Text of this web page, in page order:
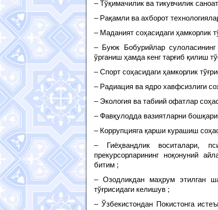
– Тўқимачилик ва тикувчилик
– Рақамли ва ахборот
– Маданият соҳасидаги ҳамкорлик
– Буюк Бобурийлар
ўрганиш ҳамда кенг тарғиб қилиш
– Спорт соҳасидаги ҳамкорлик
– Радиация ва ядро хавфсизлиги
– Экология ва табиий офатлар
– Фавқулодда вазиятларни
– Коррупцияга қарши курашиш
– Гиёҳвандлик воситалари,
прекурсорларининг ноқонуний
битим ;
– Озодликдан маҳрум этилган
тўғрисидаги келишув ;
– Ўзбекистондан Покистонга